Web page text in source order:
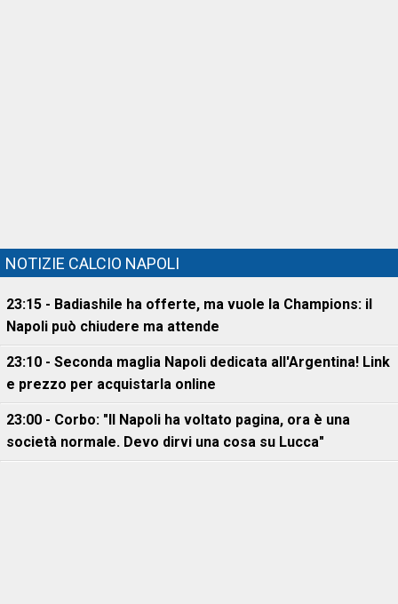
NOTIZIE CALCIO NAPOLI
23:15 - Badiashile ha offerte, ma vuole la Champions: il
Napoli può chiudere ma attende
23:10 - Seconda maglia Napoli dedicata all'Argentina! Link
e prezzo per acquistarla online
23:00 - Corbo: "Il Napoli ha voltato pagina, ora è una
società normale. Devo dirvi una cosa su Lucca"